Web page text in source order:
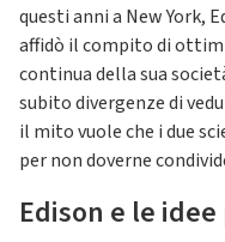
questi anni a New York,
affidò il compito di
continua della sua
subito divergenze di
il mito vuole che i due
per non doverne
Edison e le